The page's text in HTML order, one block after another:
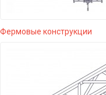
Фермовые конструкции